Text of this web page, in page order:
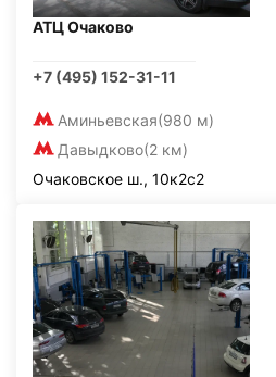
АТЦ Очаково
+7 (495) 152-31-11
Аминьевская(980 м)
Давыдково(2 км)
Очаковское ш., 10к2с2